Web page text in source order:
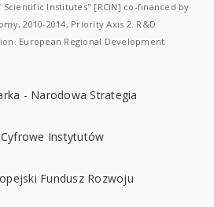
Institutes" [RCIN] co-financed by
2010-2014, Priority Axis 2. R&D
European Regional Development